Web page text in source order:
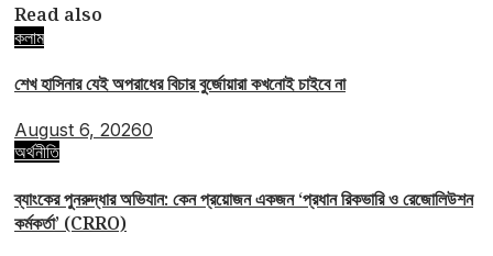
Read also
কলাম
শেখ হাসিনার যেই অপরাধের বিচার বুর্জোয়ারা কখনোই চাইবে না
August 6, 20260
অর্থনীতি
ব্যাংকের পুনরুদ্ধার অভিযান: কেন প্রয়োজন একজন ‘প্রধান রিকভারি ও রেজোলিউশন
কর্মকর্তা’ (CRRO)